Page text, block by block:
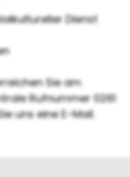
Dienst
Sie am
Rufnummer 0261
uns eine E-Mail.